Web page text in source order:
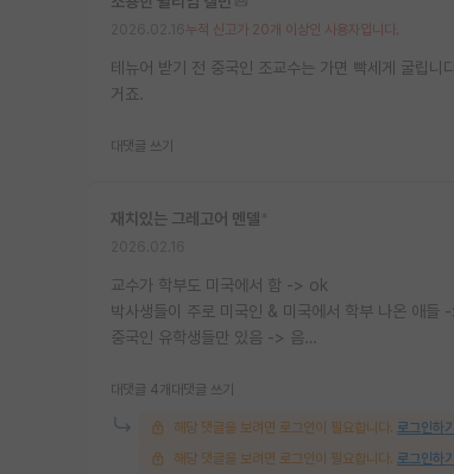
누적 신고가 20개 이상인 사용자입니다.
테뉴어 받기 전 중국인 조교수는 가면 빡세게 굴립
거죠.
대댓글 쓰기
재치있는 그레고어 멘델
교수가 학부도 미국에서 함 -> ok
박사생들이 주로 미국인 & 미국에서 학부 나온 애들
중국인 유학생들만 있음 -> 음…
대댓글 4개 대댓글 쓰기
해당 댓글을 보려면 로그인이 필요합니다. 로그인하기
해당 댓글을 보려면 로그인이 필요합니다. 로그인하기